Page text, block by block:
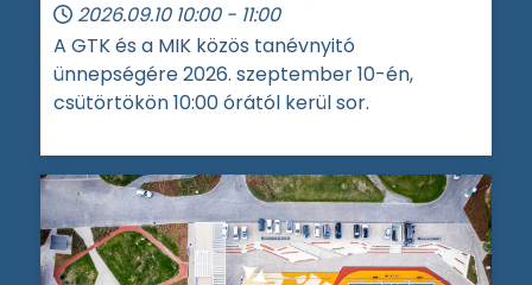
2026.09.10 10:00 - 11:00
A GTK és a MIK közös tanévnyitó
ünnepségére 2026. szeptember 10-én,
csütörtökön 10:00 órától kerül sor.